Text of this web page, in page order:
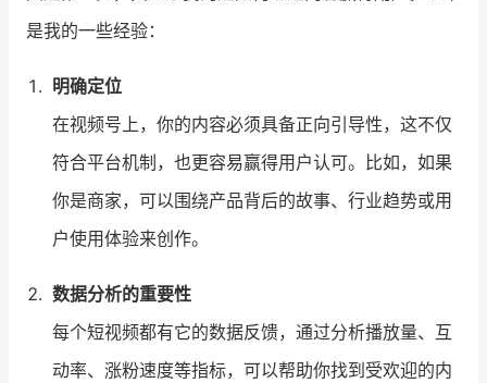
是我的一些经验：
明确定位
在视频号上，你的内容必须具备正向引导性，这不仅
符合平台机制，也更容易赢得用户认可。比如，如果
你是商家，可以围绕产品背后的故事、行业趋势或用
户使用体验来创作。
数据分析的重要性
每个短视频都有它的数据反馈，通过分析播放量、互
动率、涨粉速度等指标，可以帮助你找到受欢迎的内